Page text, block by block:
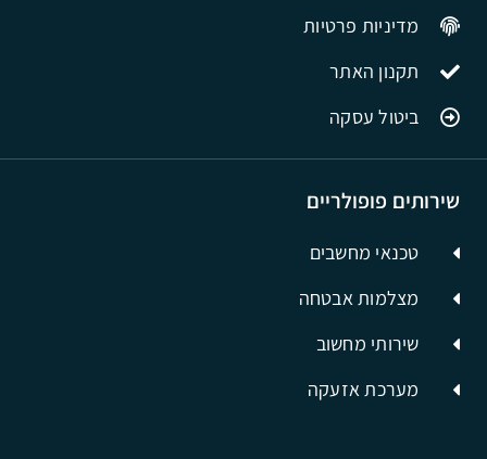
שירותים פופולריים
טכנאי מחשבים
מצלמות אבטחה
שירותי מחשוב
מערכת אזעקה
מדיניות פרטיות
תקנון האתר
ביטול עסקה